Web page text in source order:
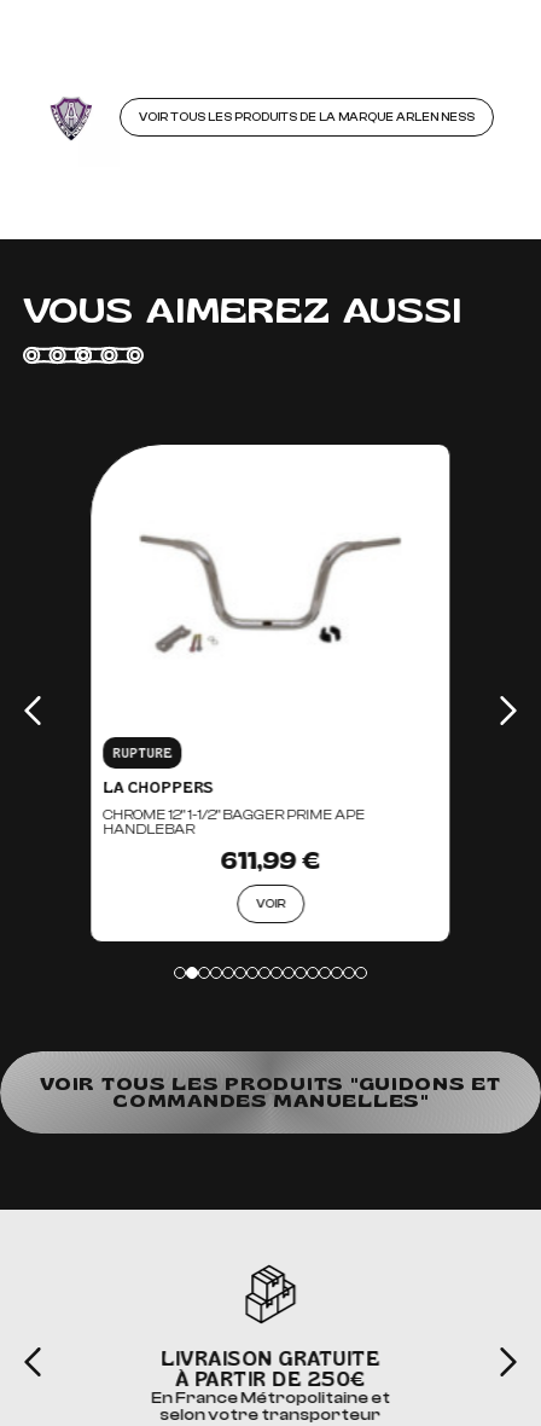
VOIR TOUS LES PRODUITS DE LA MARQUE ARLEN NESS
VOUS AIMEREZ AUSSI
RUPTURE
LA CHOPPERS
CHROME 12" 1-1/2" BAGGER PRIME APE
HANDLEBAR
611,99 €
VOIR
VOIR TOUS LES PRODUITS "GUIDONS ET
COMMANDES MANUELLES"
LIVRAISON GRATUITE
À PARTIR DE 250€
En France Métropolitaine et
selon votre transporteur